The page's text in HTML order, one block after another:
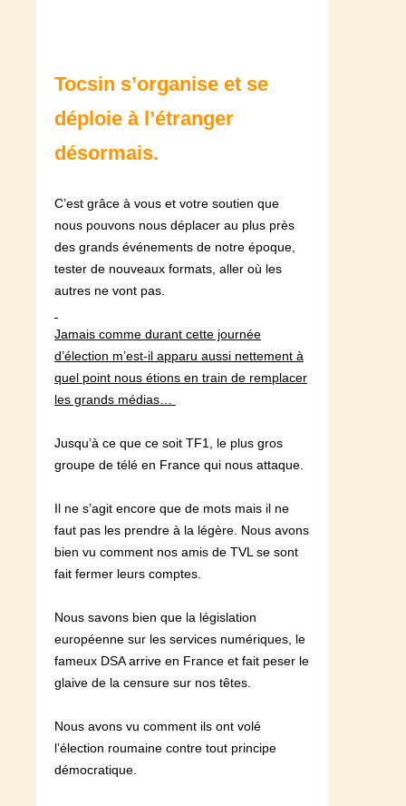
Tocsin s’organise et se
déploie à l’étranger
désormais.
C’est grâce à vous et votre soutien que
nous pouvons nous déplacer au plus près
des grands événements de notre époque,
tester de nouveaux formats, aller où les
autres ne vont pas.
Jamais comme durant cette journée
d’élection m’est-il apparu aussi nettement à
quel point nous étions en train de remplacer
les grands médias…
Jusqu’à ce que ce soit TF1, le plus gros
groupe de télé en France qui nous attaque.
Il ne s’agit encore que de mots mais il ne
faut pas les prendre à la légère. Nous avons
bien vu comment nos amis de TVL se sont
fait fermer leurs comptes.
Nous savons bien que la législation
européenne sur les services numériques, le
fameux DSA arrive en France et fait peser le
glaive de la censure sur nos têtes.
Nous avons vu comment ils ont volé
l’élection roumaine contre tout principe
démocratique.